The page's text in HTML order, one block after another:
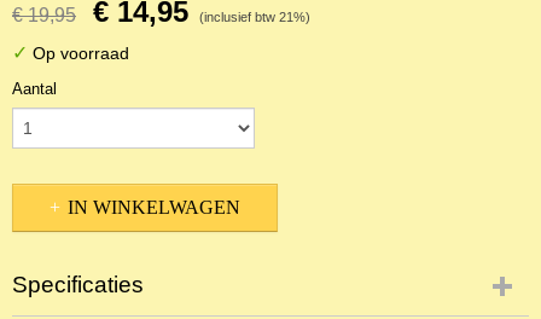
€ 19,95 € 14,95 (inclusief btw 21%)
✓ Op voorraad
Aantal
IN WINKELWAGEN
Specificaties